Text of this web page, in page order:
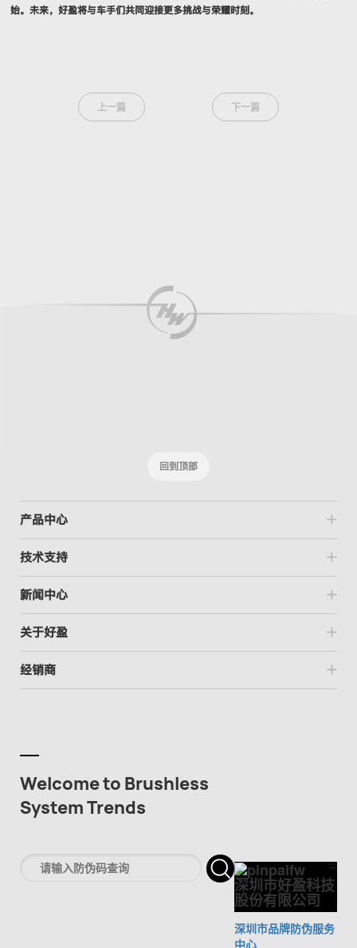
始。未来，好盈将与车手们共同迎接更多挑战与荣耀时刻。
上一篇 下一篇
回到顶部
产品中心
技术支持
新闻中心
关于好盈
经销商
Welcome to Brushless
System Trends
×
深圳市好盈科技
股份有限公司
深圳市品牌防伪服务
中心